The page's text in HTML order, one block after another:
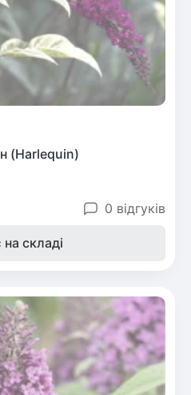
(Harlequin)
0 відгуків
складі